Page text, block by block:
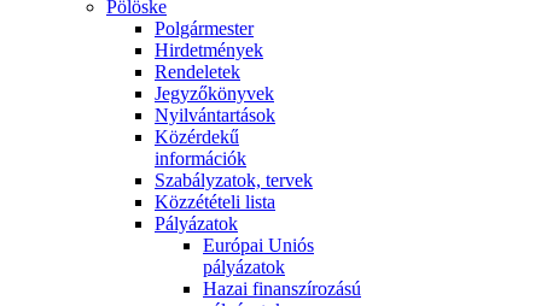
Pölöske
Polgármester
Hirdetmények
Rendeletek
Jegyzőkönyvek
Nyilvántartások
Közérdekű
információk
Szabályzatok, tervek
Közzétételi lista
Pályázatok
Európai Uniós
pályázatok
Hazai finanszírozású